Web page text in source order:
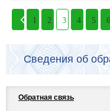
1 2 3 4 5 6
Сведения об
Обратная связь